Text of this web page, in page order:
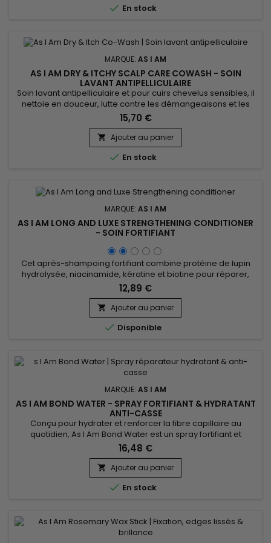
 En stock
MARQUE: AS I AM
AS I AM DRY & ITCHY SCALP CARE COWASH - SOIN
LAVANT ANTIPELLICULAIRE
Soin lavant antipelliculaire et pour cuirs chevelus sensibles, il
nettoie en douceur, lutte contre les démangeaisons et les
pellicules. As I Am Dry & Itchy Scalp Care Co-Wash offre un
nettoyage en profondeur, tout en préservant l’hydratation
naturelle des cheveux, aide à apaiser le cuir chevelu et à
contrôler la desquamation et la sécheresse. Grâce...
15,70 €
 Ajouter au panier
 En stock
MARQUE: AS I AM
AS I AM LONG AND LUXE STRENGTHENING CONDITIONER
- SOIN FORTIFIANT
Cet après-shampoing fortifiant combine protéine de lupin
hydrolysée, niacinamide, kératine et biotine pour réparer,
renforcer et stimuler la croissance des cheveux. Il nourrit en
profondeur, réduit la casse, améliore la circulation du cuir
chevelu et reconstruit les zones abîmées pour une chevelure
lisse, dense et brillante. Parfait pour tous types de...
12,89 €
 Ajouter au panier
 Disponible
MARQUE: AS I AM
AS I AM BOND WATER - SPRAY FORTIFIANT & HYDRATANT
ANTI-CASSE
Conçu pour hydrater et renforcer la fibre capillaire au
quotidien, As I Am Bond Water est un spray fortifiant et
réparateur qui aide à réparer les cheveux abîmés et à
réduire la casse. Il réhydrate instantanément les longueurs,
améliore l’élasticité du cheveu et ravive la chevelure entre
deux lavages. Idéal pour les cheveux bouclés, texturés,...
16,48 €
 Ajouter au panier
 En stock